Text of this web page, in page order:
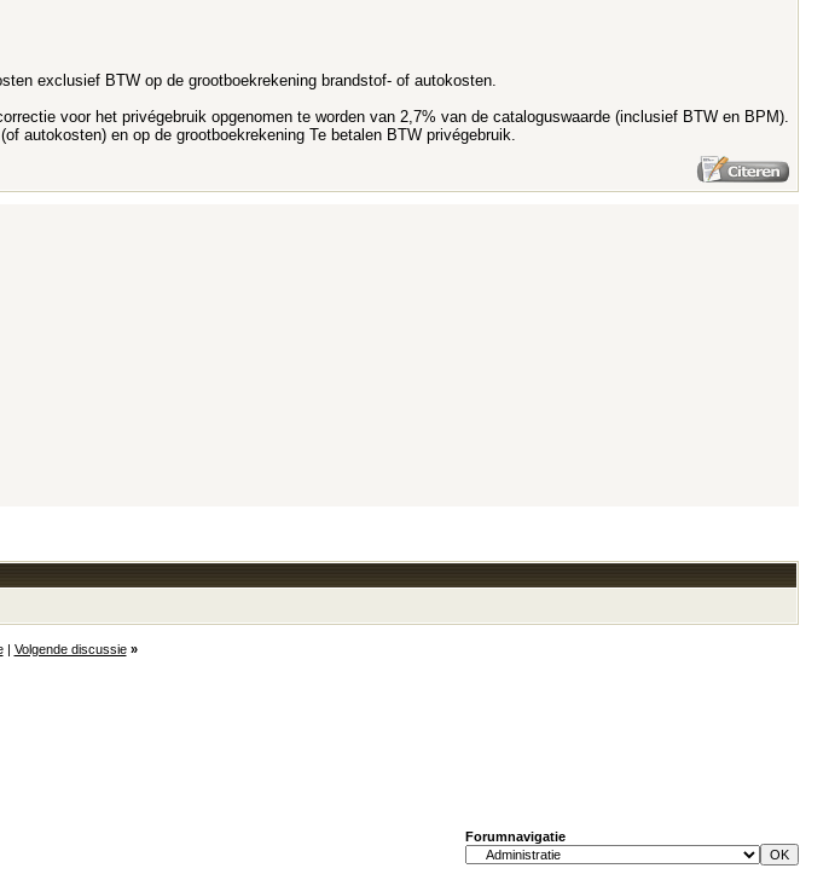
exclusief BTW op de grootboekrekening brandstof- of autokosten.
voor het privégebruik opgenomen te worden van 2,7% van de cataloguswaarde (inclusief BTW en BPM).
autokosten) en op de grootboekrekening Te betalen BTW privégebruik.
| Volgende discussie »
Forumnavigatie